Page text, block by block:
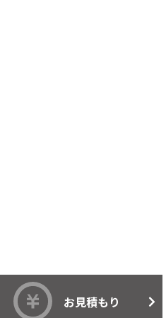
お見積もり